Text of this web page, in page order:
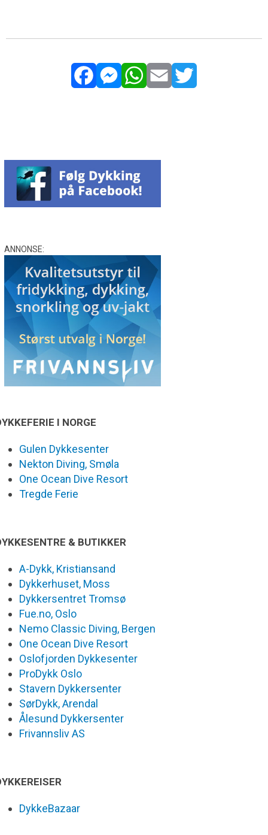
ANNONSE:
I NORGE
Gulen Dykkesenter
Nekton Diving, Smøla
One Ocean Dive Resort
Tregde Ferie
& BUTIKKER
A-Dykk, Kristiansand
Dykkerhuset, Moss
Dykkersentret Tromsø
Fue.no, Oslo
Nemo Classic Diving, Bergen
One Ocean Dive Resort
Oslofjorden Dykkesenter
ProDykk Oslo
Stavern Dykkersenter
SørDykk, Arendal
Ålesund Dykkersenter
Frivannsliv AS
DykkeBazaar